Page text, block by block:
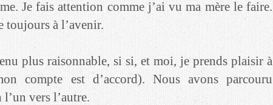
Je fais attention comme j’ai vu ma mère le faire.
toujours à l’avenir.
plus raisonnable, si si, et moi, je prends plaisir à
compte est d’accord). Nous avons parcouru
vers l’autre.